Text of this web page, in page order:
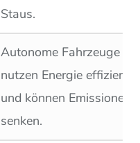
Staus.
Autonome Fahrzeuge
nutzen Energie effizienter
und können Emissionen
senken.